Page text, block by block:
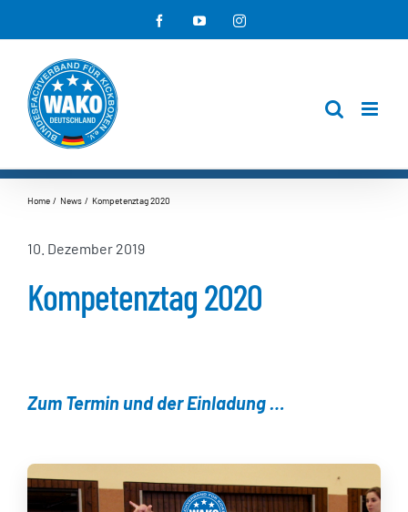
Inhalt
springen
FacebookYouTubeInstagram
Home News Kompetenztag 2020
10. Dezember 2019
Kompetenztag 2020
Zum Termin und der Einladung …